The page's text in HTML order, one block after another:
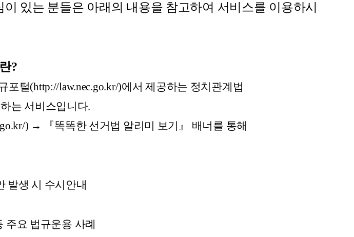
있는 분들은 아래의 내용을 참고하여 서비스를 이용하시
?
포털(http://law.nec.go.kr/)에서 제공하는 정치관계법
는 서비스입니다.
) → 『똑똑한 선거법 알리미 보기』 배너를 통해
발생 시 수시안내
주요 법규운용 사례